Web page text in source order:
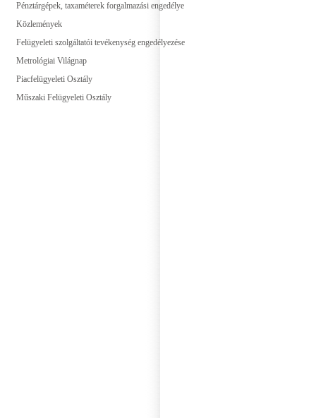
Pénztárgépek, taxaméterek forgalmazási engedélye
Közlemények
Felügyeleti szolgáltatói tevékenység engedélyezése
Metrológiai Világnap
Piacfelügyeleti Osztály
Műszaki Felügyeleti Osztály